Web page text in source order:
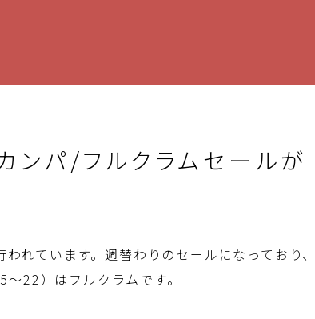
ンパ/フルクラムセールが
れています。週替わりのセールになっており、
22）はフルクラムです。